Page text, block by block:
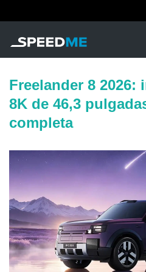
Freelander 8 2026:
8K de 46,3
completa